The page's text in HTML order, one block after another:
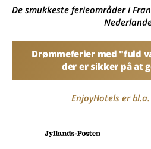
De smukkeste ferieområder i
Drømmeferier med "fuld
der er sikker på at
EnjoyHotels er